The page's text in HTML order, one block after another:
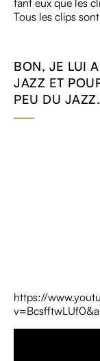
Tous les clips
BON, JE LUI
JAZZ ET
PEU DU JAZZ.
https://